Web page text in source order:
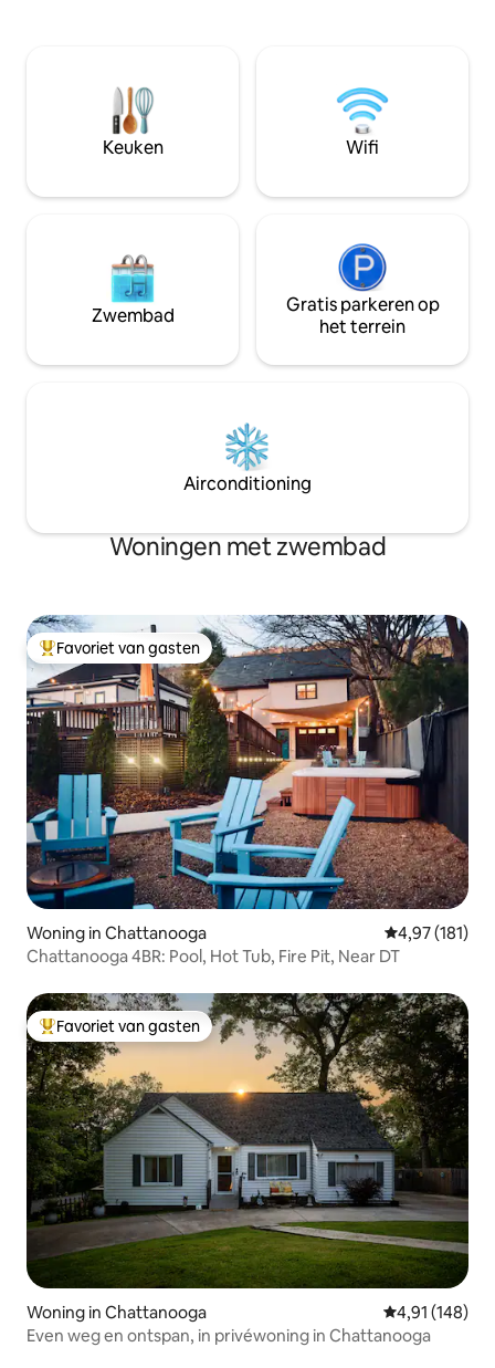
gashaard + half bad BENEDEN:
queensize suite, queensize slaapkamer,
stapelbedkamer, volledig bad,
wasruimte BUITEN: groot terras,
op de veranda,
bubbelbad onder
gewoon van de
houten huisje is
Keuken Wifi
Zwembad
Gratis parkeren op
het terrein
Airconditioning
Woningen met zwembad
Topfavoriet van gasten
Favoriet van gasten
Woning in Chattanooga Gemiddelde
4,97 (181)
Chattanooga 4BR: Pool, Hot Tub, Fire Pit, Near DT
Topfavoriet van gasten
Favoriet van gasten
Woning in Chattanooga Gemiddelde
4,91 (148)
Even weg en ontspan, in privéwoning in Chattanooga